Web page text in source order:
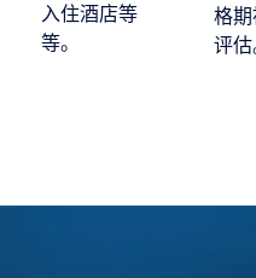
入住酒店等
等。
格
评估